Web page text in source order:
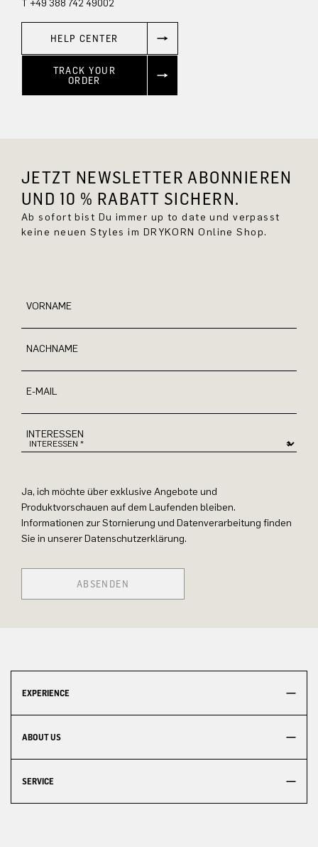
T +49 388 742 49002
HELP CENTER
TRACK YOUR
ORDER
JETZT NEWSLETTER ABONNIEREN
UND 10 % RABATT SICHERN.
Ab sofort bist Du immer up to date und verpasst
keine neuen Styles im DRYKORN Online Shop.
VORNAME
NACHNAME
E-MAIL
INTERESSEN
Ja, ich möchte über exklusive Angebote und
Produktvorschauen auf dem Laufenden bleiben.
Informationen zur Stornierung und Datenverarbeitung finden
Sie in unserer Datenschutzerklärung.
ABSENDEN
EXPERIENCE
ABOUT US
SERVICE